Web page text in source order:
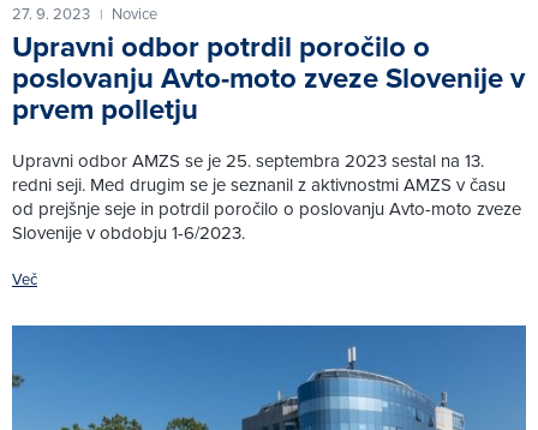
27. 9. 2023 | Novice
Upravni odbor potrdil poročilo o
poslovanju Avto-moto zveze Slovenije v
prvem polletju
Upravni odbor AMZS se je 25. septembra 2023 sestal na 13.
redni seji. Med drugim se je seznanil z aktivnostmi AMZS v času
od prejšnje seje in potrdil poročilo o poslovanju Avto-moto zveze
Slovenije v obdobju 1-6/2023.
Več